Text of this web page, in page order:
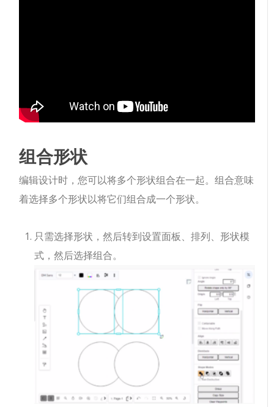
组合形状
编辑设计时，您可以将多个形状组合在一起。组合意味
着选择多个形状以将它们组合成一个形状。
只需选择形状，然后转到设置面板、排列、形状模
式，然后选择组合。